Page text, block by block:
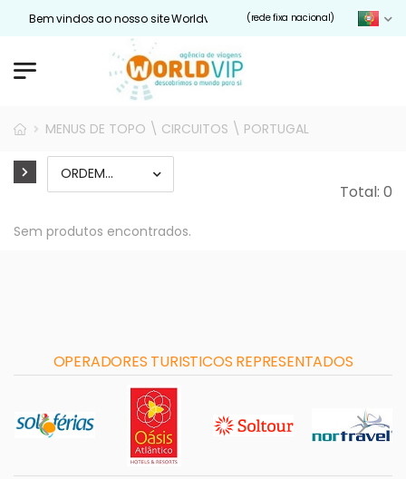
Bem vindos ao nosso site Worldvip.pt (rede fixa nacional)
MENUS DE TOPO \ CIRCUITOS \ PORTUGAL
Total: 0
Sem produtos encontrados.
OPERADORES TURISTICOS REPRESENTADOS